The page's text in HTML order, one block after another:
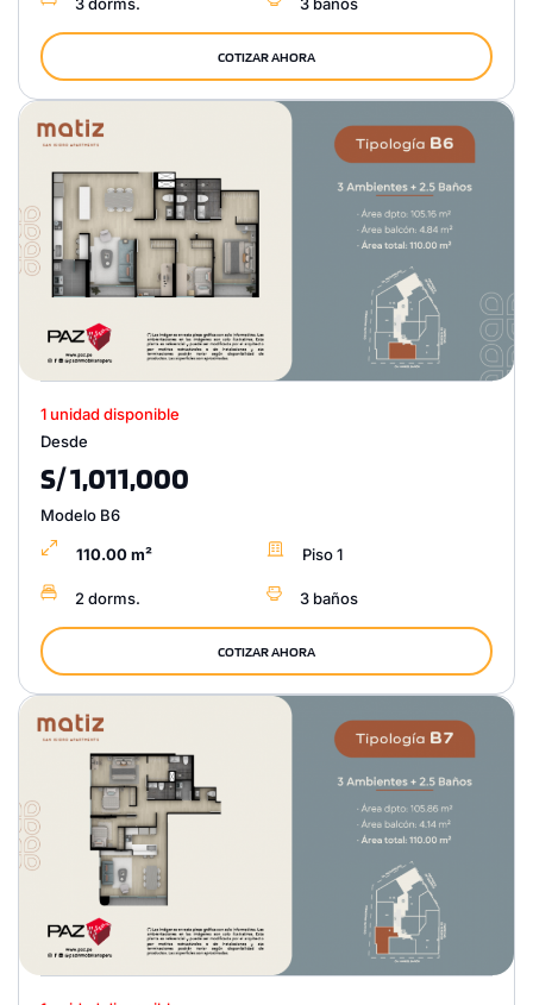
COTIZAR AHORA
1 unidad disponible
Desde
S/ 1,011,000
Modelo B6
110.00 m² Piso 1
2 dorms. 3 baños
COTIZAR AHORA